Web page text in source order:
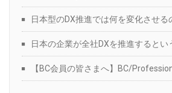
日本型のDX推進では何を変化させる
日本の企業が全社DXを推進するとい
【BC会員の皆さまへ】BC/